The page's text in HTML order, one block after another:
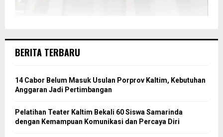
BERITA TERBARU
14 Cabor Belum Masuk Usulan Porprov Kaltim, Kebutuhan
Anggaran Jadi Pertimbangan
Pelatihan Teater Kaltim Bekali 60 Siswa Samarinda
dengan Kemampuan Komunikasi dan Percaya Diri